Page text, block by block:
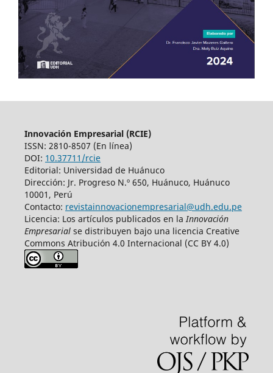
Innovación Empresarial (RCIE)
ISSN: 2810-8507 (En línea)
DOI: 10.37711/rcie
Editorial: Universidad de Huánuco
Dirección: Jr. Progreso N.º 650, Huánuco, Huánuco
10001, Perú
Contacto: revistainnovacionempresarial@udh.edu.pe
Licencia: Los artículos publicados en la Innovación
Empresarialse distribuyen bajo una licencia Creative
Commons Atribución 4.0 Internacional (CC BY 4.0)